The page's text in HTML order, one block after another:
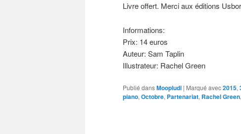
Livre offert. Merci aux éditions
Informations:
Prix: 14 euros
Auteur: Sam Taplin
Illustrateur: Rachel Green
Publié dansMoopludi | Marqué avec2015,
piano, Octobre, Partenariat, Rachel Green,